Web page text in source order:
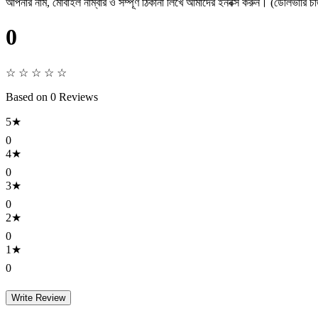
আপনার নাম, মোবাইল নাম্বার ও সম্পূর্ণ ঠিকানা লিখে আমাদের ইনবক্স করুন। (ডেলিভারি
0
☆ ☆ ☆ ☆ ☆
Based on 0 Reviews
5★
0
4★
0
3★
0
2★
0
1★
0
Write Review